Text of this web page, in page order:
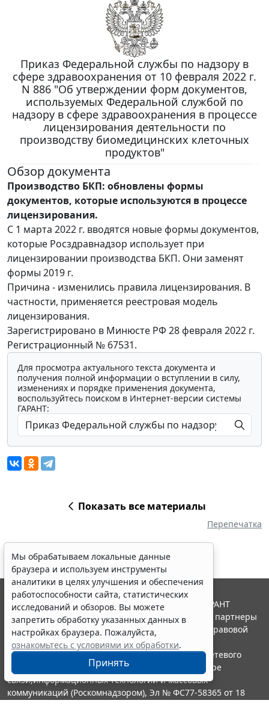
Приказ Федеральной службы по надзору в
сфере здравоохранения от 10 февраля 2022 г.
N 886 "Об утверждении форм документов,
используемых Федеральной службой по
надзору в сфере здравоохранения в процессе
лицензирования деятельности по
производству биомедицинских клеточных
продуктов"
Обзор документа
Производство БКП: обновлены формы
документов, которые используются в процессе
лицензирования.
С 1 марта 2022 г. вводятся новые формы документов,
которые Росздравнадзор использует при
лицензировании производства БКП. Они заменят
формы 2019 г.
Причина - изменились правила лицензирования. В
частности, применяется реестровая модель
лицензирования.
Зарегистрировано в Минюсте РФ 28 февраля 2022 г.
Регистрационный № 67531.
Для просмотра актуального текста документа и
получения полной информации о вступлении в силу,
изменениях и порядке применения документа,
воспользуйтесь поиском в Интернет-версии системы
ГАРАНТ:
Показать все материалы
Перепечатка
Мы обрабатываем локальные данные
браузера и используем инструменты
аналитики в целях улучшения и обеспечения
работоспособности сайта, статистических
исследований и обзоров. Вы можете
запретить обработку указанных данных в
настройках браузера. Пожалуйста,
ознакомьтесь с условиями их обработки.
Принять
© ООО "НПП "ГАРАНТ-СЕРВИС", 2026. Система ГАРАНТ
выпускается с 1990 года. Компания "Гарант" и ее партнеры
являются участниками Российской ассоциации правовой
информации ГАРАНТ.
Портал ГАРАНТ.РУ зарегистрирован в качестве сетевого
издания Федеральной службой по надзору в сфере
связи,информационных технологий и массовых
коммуникаций (Роскомнадзором), Эл № ФС77-58365 от 18